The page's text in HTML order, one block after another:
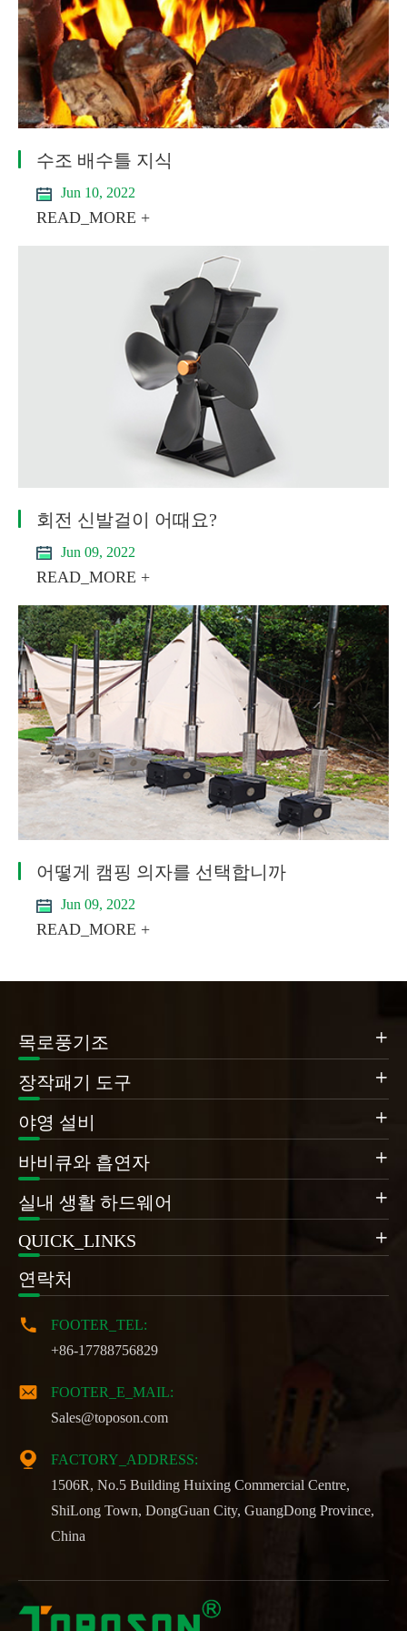
수조 배수틀 지식
Jun 10, 2022
READ_MORE +
회전 신발걸이 어때요?
Jun 09, 2022
READ_MORE +
어떻게 캠핑 의자를 선택합니까
Jun 09, 2022
READ_MORE +
목로풍기조 
장작패기 도구 
야영 설비 
바비큐와 흡연자 
실내 생활 하드웨어 
QUICK_LINKS 
연락처

FOOTER_TEL:
+86-17788756829

FOOTER_E_MAIL:
Sales@toposon.com

FACTORY_ADDRESS:
1506R, No.5 Building Huixing Commercial Centre,
ShiLong Town, DongGuan City, GuangDong Province,
China